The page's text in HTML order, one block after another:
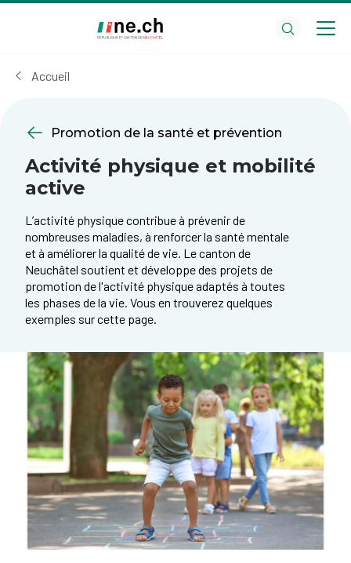
cookies
Accueil
Promotion de la santé et prévention
Activité physique et mobilité
active
L’activité physique contribue à prévenir de
nombreuses maladies, à renforcer la santé mentale
et à améliorer la qualité de vie. Le canton de
Neuchâtel soutient et développe des projets de
promotion de l'activité physique adaptés à toutes
les phases de la vie. Vous en trouverez quelques
exemples sur cette page.